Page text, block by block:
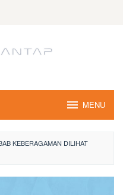
MENU
KEBERAGAMAN DILIHAT